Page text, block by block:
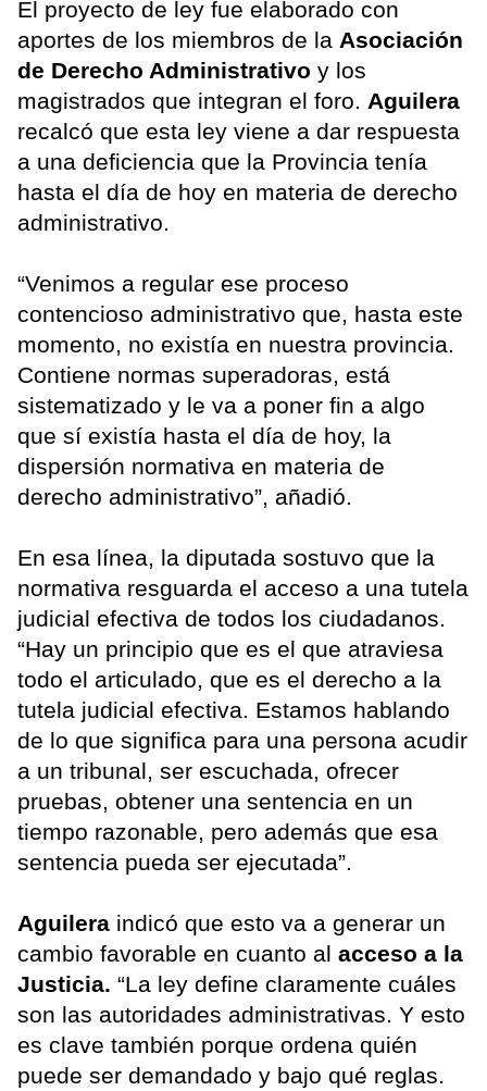
El proyecto de ley fue elaborado con
aportes de los miembros de la Asociación
de Derecho Administrativo y los
magistrados que integran el foro. Aguilera
recalcó que esta ley viene a dar respuesta
a una deficiencia que la Provincia tenía
hasta el día de hoy en materia de derecho
administrativo.
“Venimos a regular ese proceso
contencioso administrativo que, hasta este
momento, no existía en nuestra provincia.
Contiene normas superadoras, está
sistematizado y le va a poner fin a algo
que sí existía hasta el día de hoy, la
dispersión normativa en materia de
derecho administrativo”, añadió.
En esa línea, la diputada sostuvo que la
normativa resguarda el acceso a una tutela
judicial efectiva de todos los ciudadanos.
“Hay un principio que es el que atraviesa
todo el articulado, que es el derecho a la
tutela judicial efectiva. Estamos hablando
de lo que significa para una persona acudir
a un tribunal, ser escuchada, ofrecer
pruebas, obtener una sentencia en un
tiempo razonable, pero además que esa
sentencia pueda ser ejecutada”.
Aguilera indicó que esto va a generar un
cambio favorable en cuanto al acceso a la
Justicia. “La ley define claramente cuáles
son las autoridades administrativas. Y esto
es clave también porque ordena quién
puede ser demandado y bajo qué reglas.